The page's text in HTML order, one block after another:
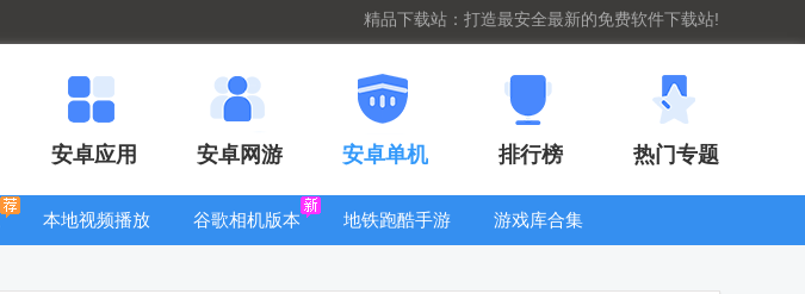
精品下载站：打造最安全最新的免费软件下载站!
安卓应用 安卓网游 安卓单机 排行榜 热门专题
本地视频播放
谷歌相机版本
地铁跑酷手游
游戏库合集